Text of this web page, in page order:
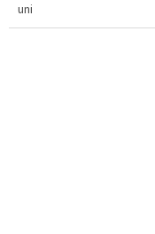
uni